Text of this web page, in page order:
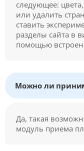
следующее:
или удалить
ставить
разделы сайта в
помощью
Можно ли
Да, такая
модуль приема